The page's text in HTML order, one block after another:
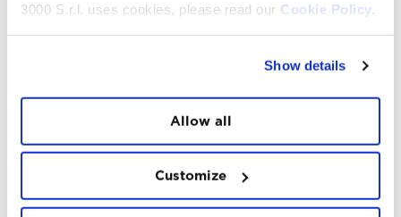
3000 S.r.l. uses cookies, please read our Cookie Policy.
Show details
Allow all
Customize
FREEDOM